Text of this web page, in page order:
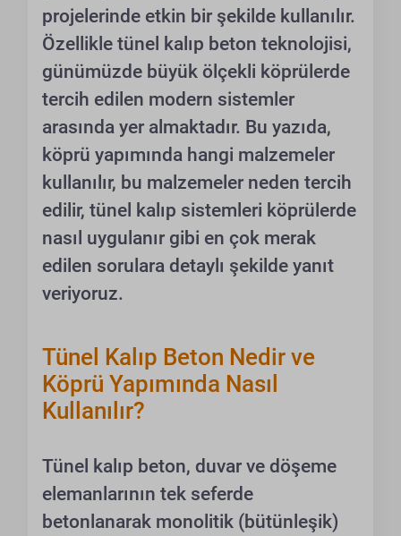
projelerinde etkin bir şekilde kullanılır.
Özellikle tünel kalıp beton teknolojisi,
günümüzde büyük ölçekli köprülerde
tercih edilen modern sistemler
arasında yer almaktadır. Bu yazıda,
köprü yapımında hangi malzemeler
kullanılır, bu malzemeler neden tercih
edilir, tünel kalıp sistemleri köprülerde
nasıl uygulanır gibi en çok merak
edilen sorulara detaylı şekilde yanıt
veriyoruz.
Tünel Kalıp Beton Nedir ve
Köprü Yapımında Nasıl
Kullanılır?
Tünel kalıp beton, duvar ve döşeme
elemanlarının tek seferde
betonlanarak monolitik (bütünleşik)